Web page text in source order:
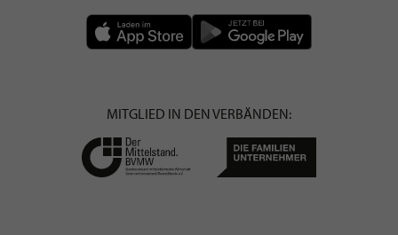
MITGLIED IN DEN VERBÄNDEN: